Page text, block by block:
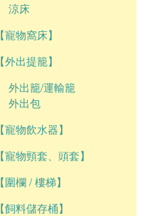
涼床
【寵物窩床】
【外出提籠】
外出籠/運輸籠
外出包
【寵物飲水器】
【寵物頸套、頭套】
【圍欄 / 樓梯】
【飼料儲存桶】